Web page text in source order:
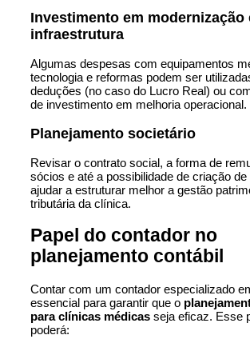
Investimento em modernização
infraestrutura
Algumas despesas com equipamentos
tecnologia e reformas podem ser
deduções (no caso do Lucro Real) ou
de investimento em melhoria operacional.
Planejamento societário
Revisar o contrato social, a forma de
sócios e até a possibilidade de criação de
ajudar a estruturar melhor a gestão
tributária da clínica.
Papel do contador no
planejamento contábil
Contar com um contador especializado
essencial para garantir que o
para clínicas médicas seja eficaz. Esse
poderá: